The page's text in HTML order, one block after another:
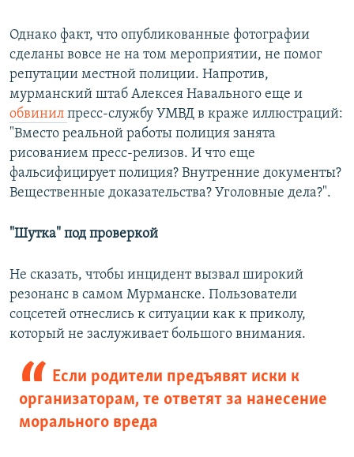
Однако факт, что опубликованные фотографии
сделаны вовсе не на том мероприятии, не помог
репутации местной полиции. Напротив,
мурманский штаб Алексея Навального еще и
обвинил пресс-службу УМВД в краже иллюстраций:
"Вместо реальной работы полиция занята
рисованием пресс-релизов. И что еще
фальсифицирует полиция? Внутренние документы?
Вещественные доказательства? Уголовные дела?".
"Шутка" под проверкой
Не сказать, чтобы инцидент вызвал широкий
резонанс в самом Мурманске. Пользователи
соцсетей отнеслись к ситуации как к приколу,
который не заслуживает большого внимания.
Если родители предъявят иски к
организаторам, те ответят за нанесение
морального вреда